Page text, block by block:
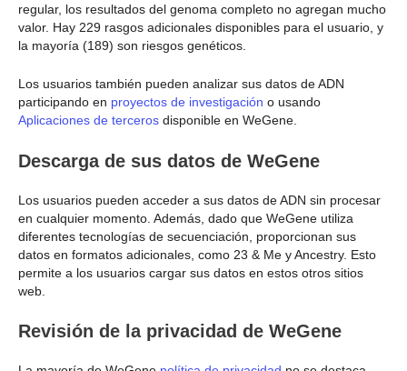
regular, los resultados del genoma completo no agregan mucho
valor. Hay 229 rasgos adicionales disponibles para el usuario, y
la mayoría (189) son riesgos genéticos.
Los usuarios también pueden analizar sus datos de ADN
participando en proyectos de investigación o usando
Aplicaciones de terceros disponible en WeGene.
Descarga de sus datos de WeGene
Los usuarios pueden acceder a sus datos de ADN sin procesar
en cualquier momento. Además, dado que WeGene utiliza
diferentes tecnologías de secuenciación, proporcionan sus
datos en formatos adicionales, como 23 & Me y Ancestry. Esto
permite a los usuarios cargar sus datos en estos otros sitios
web.
Revisión de la privacidad de WeGene